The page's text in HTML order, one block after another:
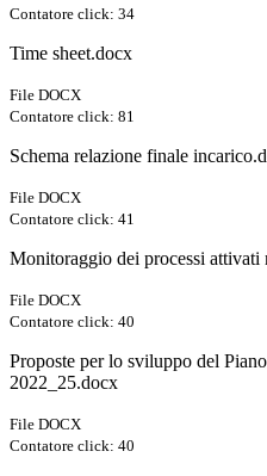
Contatore click: 34
Time sheet.docx
File DOCX
Contatore click: 81
Schema relazione finale
File DOCX
Contatore click: 41
Monitoraggio dei processi attivati
File DOCX
Contatore click: 40
Proposte per lo sviluppo del
2022_25.docx
File DOCX
Contatore click: 40